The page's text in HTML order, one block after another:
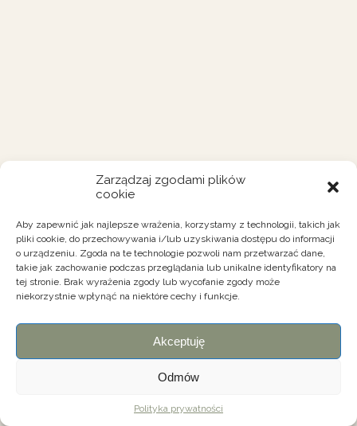
Zarządzaj zgodami plików
cookie
Aby zapewnić jak najlepsze wrażenia, korzystamy z technologii, takich jak
pliki cookie, do przechowywania i/lub uzyskiwania dostępu do informacji
o urządzeniu. Zgoda na te technologie pozwoli nam przetwarzać dane,
takie jak zachowanie podczas przeglądania lub unikalne identyfikatory na
tej stronie. Brak wyrażenia zgody lub wycofanie zgody może
niekorzystnie wpłynąć na niektóre cechy i funkcje.
Akceptuję
Odmów
Polityka prywatności